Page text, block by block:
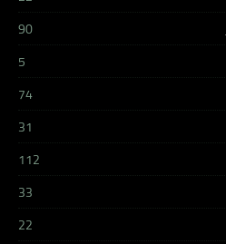
90
5
74
31
112
33
22